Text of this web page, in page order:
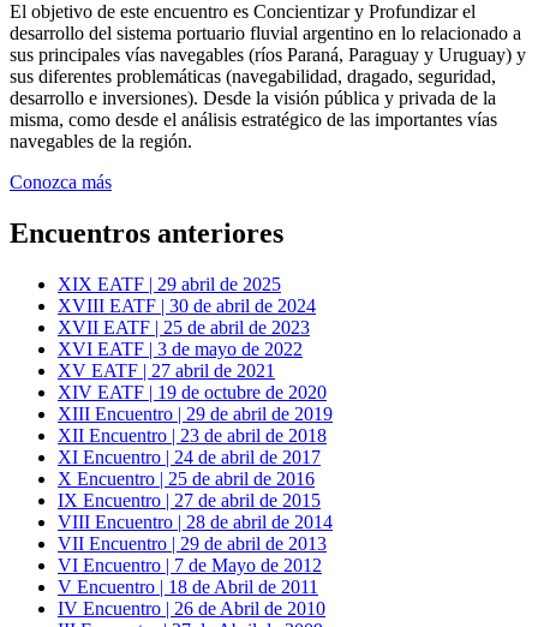
El objetivo de este encuentro es Concientizar y Profundizar el
desarrollo del sistema portuario fluvial argentino en lo relacionado a
sus principales vías navegables (ríos Paraná, Paraguay y Uruguay) y
sus diferentes problemáticas (navegabilidad, dragado, seguridad,
desarrollo e inversiones). Desde la visión pública y privada de la
misma, como desde el análisis estratégico de las importantes vías
navegables de la región.
Conozca más
Encuentros anteriores
XIX EATF | 29 abril de 2025
XVIII EATF | 30 de abril de 2024
XVII EATF | 25 de abril de 2023
XVI EATF | 3 de mayo de 2022
XV EATF | 27 abril de 2021
XIV EATF | 19 de octubre de 2020
XIII Encuentro | 29 de abril de 2019
XII Encuentro | 23 de abril de 2018
XI Encuentro | 24 de abril de 2017
X Encuentro | 25 de abril de 2016
IX Encuentro | 27 de abril de 2015
VIII Encuentro | 28 de abril de 2014
VII Encuentro | 29 de abril de 2013
VI Encuentro | 7 de Mayo de 2012
V Encuentro | 18 de Abril de 2011
IV Encuentro | 26 de Abril de 2010